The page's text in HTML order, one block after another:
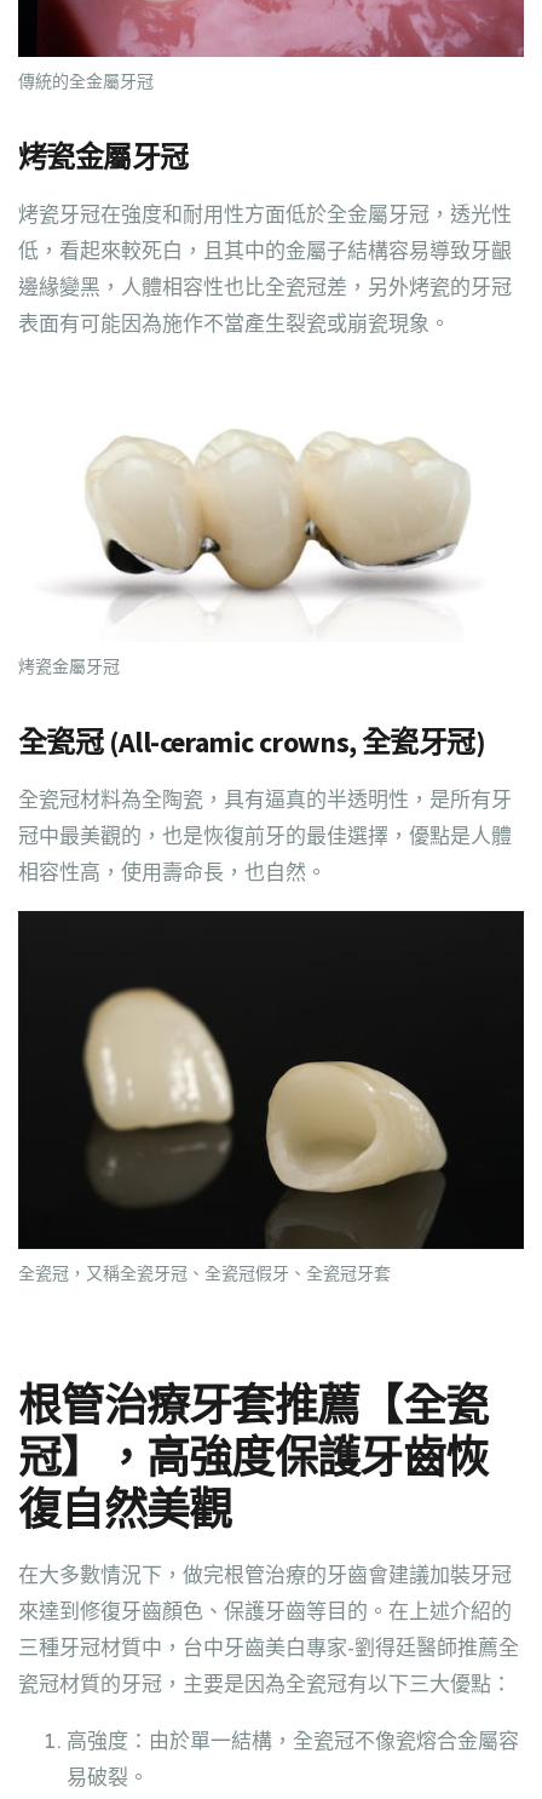
傳統的全金屬牙冠
烤瓷金屬牙冠
烤瓷牙冠在強度和耐用性方面低於全金屬牙冠，透光性
低，看起來較死白，且其中的金屬子結構容易導致牙齦
邊緣變黑，人體相容性也比全瓷冠差，另外烤瓷的牙冠
表面有可能因為施作不當產生裂瓷或崩瓷現象。
烤瓷金屬牙冠
全瓷冠 (All-ceramic crowns, 全瓷牙冠)
全瓷冠材料為全陶瓷，具有逼真的半透明性，是所有牙
冠中最美觀的，也是恢復前牙的最佳選擇，優點是人體
相容性高，使用壽命長，也自然。
全瓷冠，又稱全瓷牙冠、全瓷冠假牙、全瓷冠牙套
根管治療牙套推薦【全瓷
冠】，高強度保護牙齒恢
復自然美觀
在大多數情況下，做完根管治療的牙齒會建議加裝牙冠
來達到修復牙齒顏色、保護牙齒等目的。在上述介紹的
三種牙冠材質中，台中牙齒美白專家-劉得廷醫師推薦全
瓷冠材質的牙冠，主要是因為全瓷冠有以下三大優點：
高強度：由於單一結構，全瓷冠不像瓷熔合金屬容
易破裂。